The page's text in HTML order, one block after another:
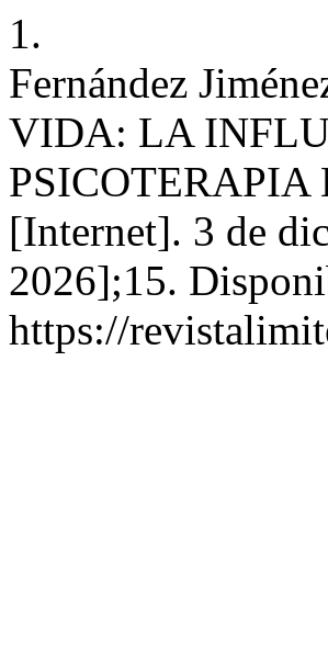
1.
Fernández
VIDA: LA
[Internet]. 3 de
2026];15.
https://